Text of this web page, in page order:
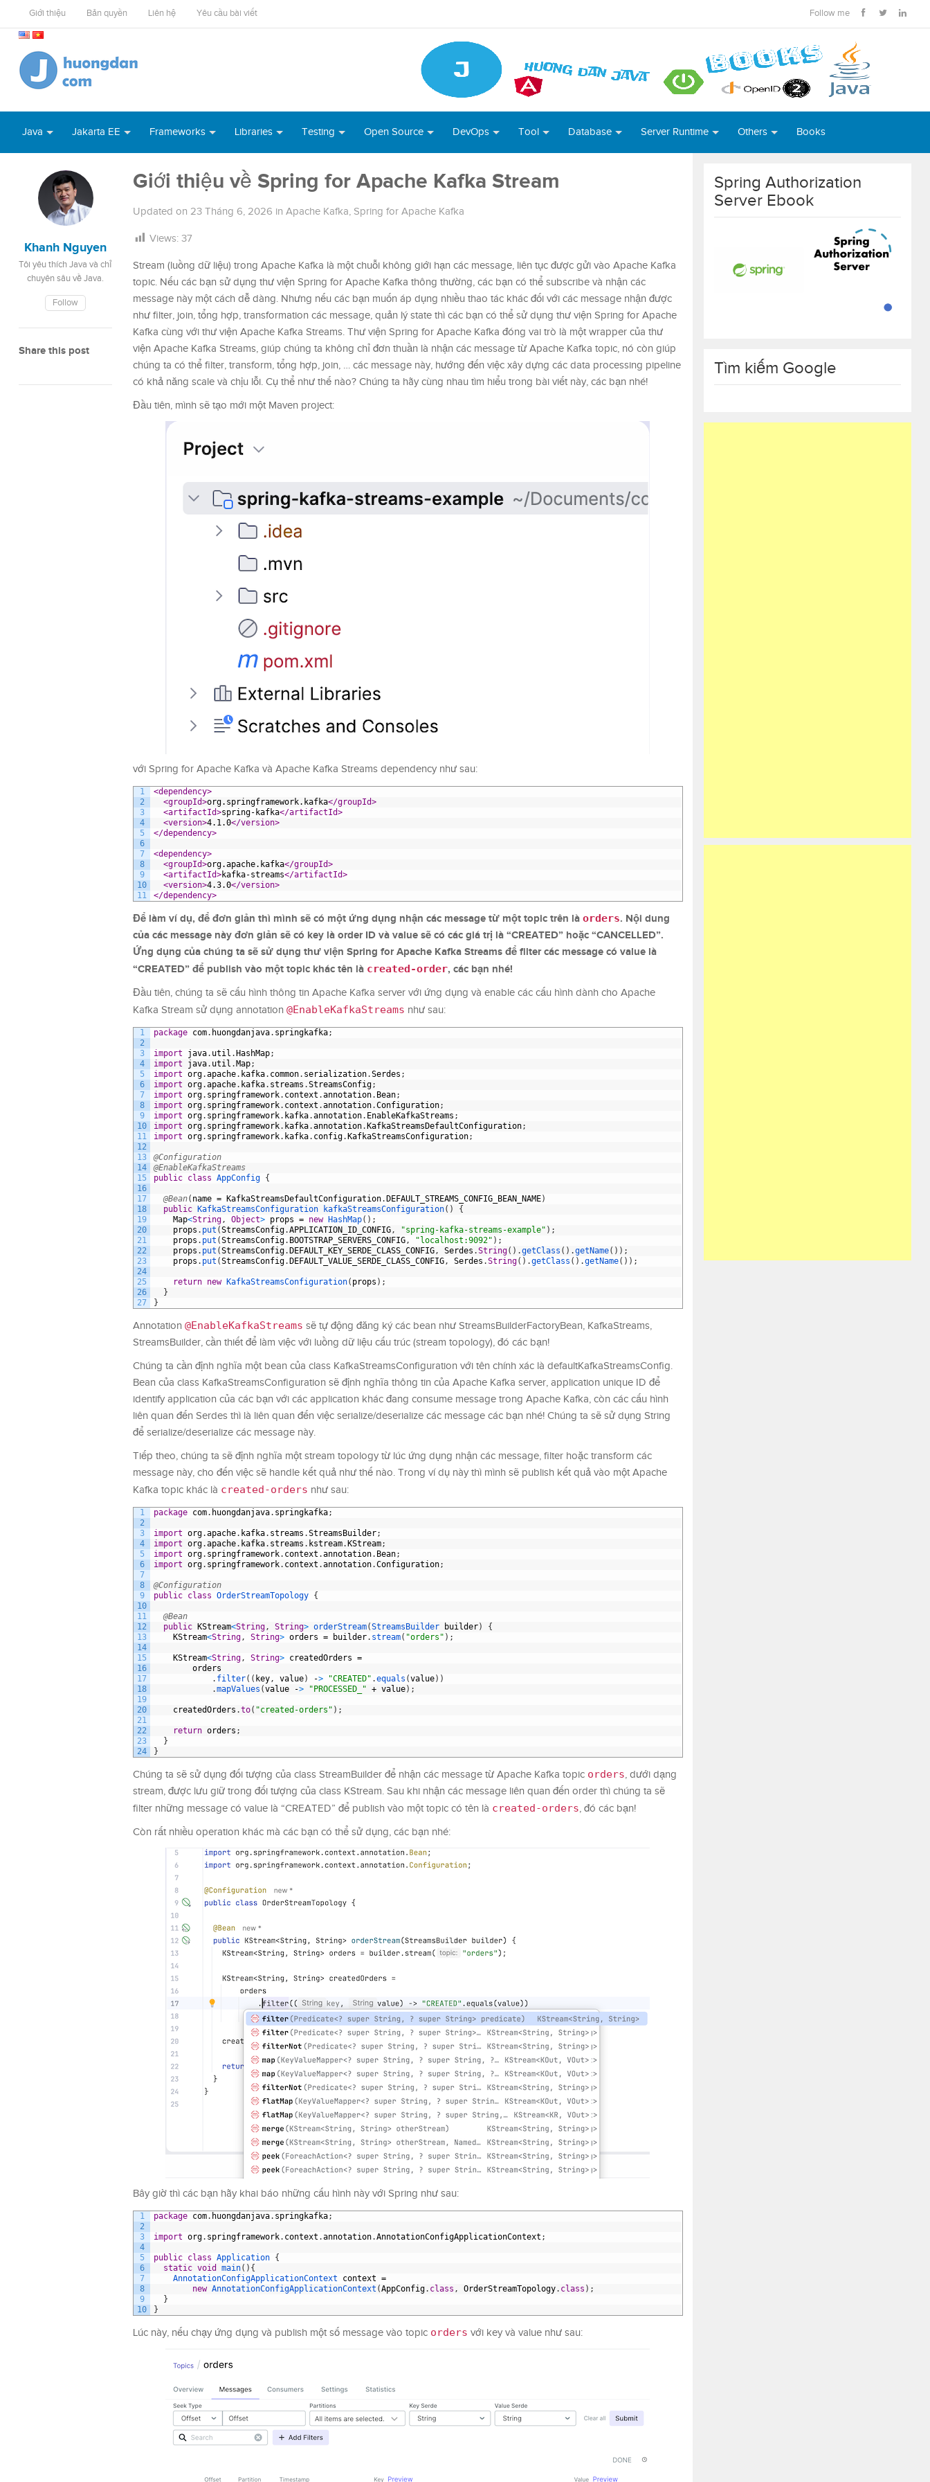
Giới thiệu Bản quyền Liên hệ Yêu cầu bài viết Follow me
Java Jakarta EE Frameworks Libraries Testing Open Source DevOps Tool Database Server Runtime Others Books
Khanh Nguyen
Tôi yêu thích Java và chỉ
chuyên sâu về Java.
Follow
Share this post
Giới thiệu về Spring for Apache Kafka Stream
Updated on 23 Tháng 6, 2026 in Apache Kafka, Spring for Apache Kafka
Views: 37
Stream (luồng dữ liệu) trong Apache Kafka là một chuỗi không giới hạn các message, liên tục được gửi vào Apache Kafka
topic. Nếu các bạn sử dụng thư viện Spring for Apache Kafka thông thường, các bạn có thể subscribe và nhận các
message này một cách dễ dàng. Nhưng nếu các bạn muốn áp dụng nhiều thao tác khác đối với các message nhận được
như filter, join, tổng hợp, transformation các message, quản lý state thì các bạn có thể sử dụng thư viện Spring for Apache
Kafka cùng với thư viện Apache Kafka Streams. Thư viện Spring for Apache Kafka đóng vai trò là một wrapper của thư
viện Apache Kafka Streams, giúp chúng ta không chỉ đơn thuần là nhận các message từ Apache Kafka topic, nó còn giúp
chúng ta có thể filter, transform, tổng hợp, join, … các message này, hướng đến việc xây dựng các data processing pipeline
có khả năng scale và chịu lỗi. Cụ thể như thế nào? Chúng ta hãy cùng nhau tìm hiểu trong bài viết này, các bạn nhé!
Đầu tiên, mình sẽ tạo mới một Maven project:
với Spring for Apache Kafka và Apache Kafka Streams dependency như sau:
1
2
3
4
5
6
7
8
9
10
11
<dependency>
<groupId>org.springframework.kafka</groupId>
<artifactId>spring-kafka</artifactId>
<version>4.1.0</version>
</dependency>
<dependency>
<groupId>org.apache.kafka</groupId>
<artifactId>kafka-streams</artifactId>
<version>4.3.0</version>
</dependency>
Để làm ví dụ, để đơn giản thì mình sẽ có một ứng dụng nhận các message từ một topic trên là orders. Nội dung
của các message này đơn giản sẽ có key là order ID và value sẽ có các giá trị là “CREATED” hoặc “CANCELLED”.
Ứng dụng của chúng ta sẽ sử dụng thư viện Spring for Apache Kafka Streams để filter các message có value là
“CREATED” để publish vào một topic khác tên là created-order, các bạn nhé!
Đầu tiên, chúng ta sẽ cấu hình thông tin Apache Kafka server với ứng dụng và enable các cấu hình dành cho Apache
Kafka Stream sử dụng annotation @EnableKafkaStreams như sau:
1
2
3
4
5
6
7
8
9
10
11
12
13
14
15
16
17
18
19
20
21
22
23
24
25
26
27
package com. huongdanjava. springkafka;
import java. util . HashMap;
import
java. util . Map;
import org.apache. kafka. common. serialization.Serdes ;
import org.apache. kafka. streams .StreamsConfig;
import org. springframework. context .annotation. Bean;
import org. springframework. context .annotation.Configuration;
import org. springframework. kafka.annotation. EnableKafkaStreams ;
import org. springframework. kafka.annotation. KafkaStreamsDefaultConfiguration;
import org. springframework. kafka. config. KafkaStreamsConfiguration;
@Configuration
@EnableKafkaStreams
public class AppConfig {
@Bean( name = KafkaStreamsDefaultConfiguration. DEFAULT_STREAMS_CONFIG_BEAN_NAME)
public
KafkaStreamsConfiguration kafkaStreamsConfiguration( )
{
Map<String, Object> props = new HashMap( ) ;
props . put (StreamsConfig.APPLICATION_ID_CONFIG, "spring-kafka-streams-example" ) ;
props . put (StreamsConfig. BOOTSTRAP_SERVERS_CONFIG, "localhost:9092" ) ;
props . put (StreamsConfig. DEFAULT_KEY_SERDE_CLASS_CONFIG, Serdes .String( ) .getClass ( ) .getName( ) ) ;
props . put (StreamsConfig. DEFAULT_VALUE_SERDE_CLASS_CONFIG, Serdes .String( ) .getClass ( ) .getName( ) ) ;
return new KafkaStreamsConfiguration( props ) ;
}
}
Annotation @EnableKafkaStreams sẽ tự động đăng ký các bean như StreamsBuilderFactoryBean, KafkaStreams,
StreamsBuilder, cần thiết để làm việc với luồng dữ liệu cấu trúc (stream topology), đó các bạn!
Chúng ta cần định nghĩa một bean của class KafkaStreamsConfiguration với tên chính xác là defaultKafkaStreamsConfig.
Bean của class KafkaStreamsConfiguration sẽ định nghĩa thông tin của Apache Kafka server, application unique ID để
identify application của các bạn với các application khác đang consume message trong Apache Kafka, còn các cấu hình
liên quan đến Serdes thì là liên quan đến việc serialize/deserialize các message các bạn nhé! Chúng ta sẽ sử dụng String
để serialize/deserialize các message này.
Tiếp theo, chúng ta sẽ định nghĩa một stream topology từ lúc ứng dụng nhận các message, filter hoặc transform các
message này, cho đến việc sẽ handle kết quả như thế nào. Trong ví dụ này thì mình sẽ publish kết quả vào một Apache
Kafka topic khác là created-orders như sau:
1
2
3
4
5
6
7
8
9
10
11
12
13
14
15
16
17
18
19
20
21
22
23
24
package com. huongdanjava. springkafka;
import org.apache. kafka. streams .StreamsBuilder;
import org.apache. kafka. streams . kstream. KStream;
import org. springframework. context .annotation. Bean;
import org. springframework. context .annotation.Configuration;
@Configuration
public class OrderStreamTopology {
@Bean
public
KStream<String, String> orderStream(StreamsBuilder builder)
{
KStream<String, String> orders = builder. stream( "orders" ) ;
KStream<String, String> createdOrders =
orders
. filter( ( key, value) -> "CREATED" .equals (value) )
.mapValues (value -> "PROCESSED_" + value) ;
createdOrders .to( "created-orders" ) ;
return orders ;
}
}
Chúng ta sẽ sử dụng đối tượng của class StreamBuilder để nhận các message từ Apache Kafka topic orders, dưới dạng
stream, được lưu giữ trong đối tượng của class KStream. Sau khi nhận các message liên quan đến order thì chúng ta sẽ
filter những message có value là “CREATED” để publish vào một topic có tên là created-orders, đó các bạn!
Còn rất nhiều operation khác mà các bạn có thể sử dụng, các bạn nhé:
Bây giờ thì các bạn hãy khai báo những cấu hình này với Spring như sau:
1
2
3
4
5
6
7
8
9
10
package com. huongdanjava. springkafka;
import org. springframework. context .annotation.AnnotationConfigApplicationContext ;
public class Application {
static void main( ) {
AnnotationConfigApplicationContext context =
new AnnotationConfigApplicationContext (AppConfig. class , OrderStreamTopology. class ) ;
}
}
Lúc này, nếu chạy ứng dụng và publish một số message vào topic orders với key và value như sau:
Spring Authorization
Server Ebook
Tìm kiếm Google